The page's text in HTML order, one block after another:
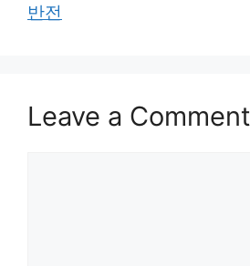
반전
Leave a Comment